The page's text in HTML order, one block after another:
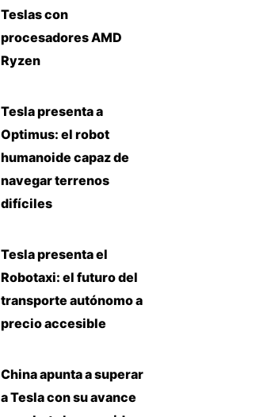
Teslas con
procesadores AMD
Ryzen
Tesla presenta a
Optimus: el robot
humanoide capaz de
navegar terrenos
difíciles
Tesla presenta el
Robotaxi: el futuro del
transporte autónomo a
precio accesible
China apunta a superar
a Tesla con su avance